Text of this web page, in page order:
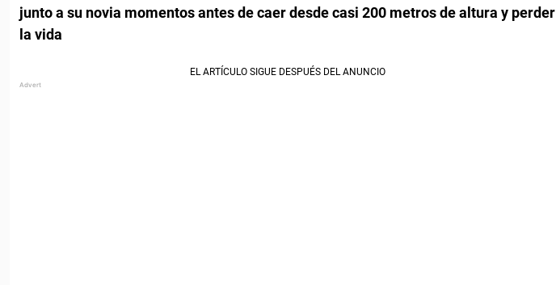
junto a su novia momentos antes de caer desde casi 200 metros de altura y perder
la vida